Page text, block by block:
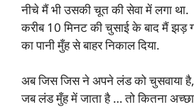
नीचे मैं भी उसकी चूत की सेवा में लगा था.
करीब 10 मिनट की चुसाई के बाद मैं झड़
का पानी मुँह से बाहर निकाल दिया.
अब जिस जिस ने अपने लंड को चुसवाया
जब लंड मुँह में जाता है … तो कितना